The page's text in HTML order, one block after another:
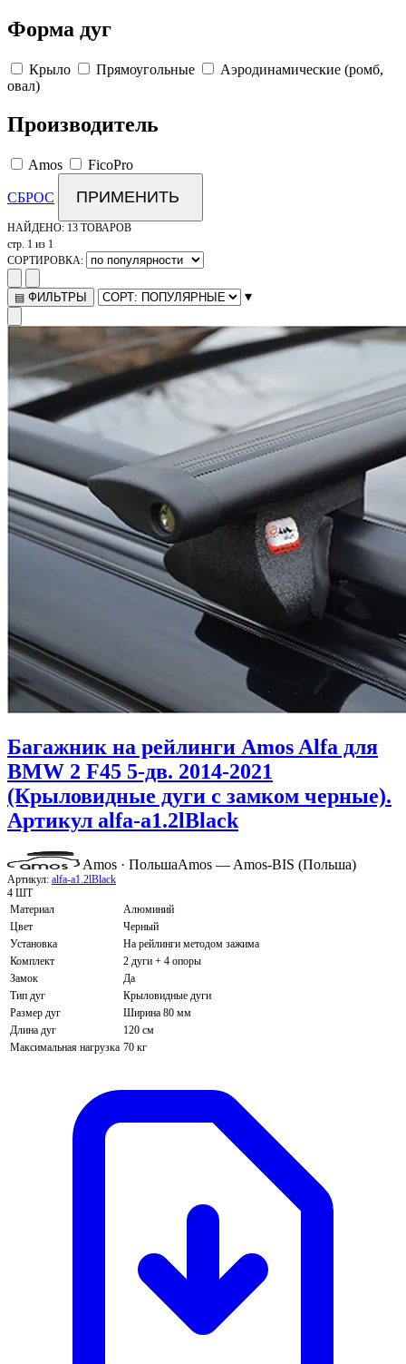
Форма дуг
Крыло Прямоугольные
Аэродинамические (ромб,
овал)
Производитель
Amos FicoPro
СБРОС ПРИМЕНИТЬ
НАЙДЕНО: 13 ТОВАРОВ
стр. 1 из 1
СОРТИРОВКА:
▤ ФИЛЬТРЫ ▾
Багажник на рейлинги Amos Alfa для
BMW 2 F45 5-дв. 2014-2021
(Крыловидные дуги с замком черные).
Артикул alfa-a1.2lBlack
Amos · ПольшаAmos — Amos-BIS (Польша)
Артикул: alfa-a1.2lBlack
4 ШТ
Материал
Алюминий
Цвет
Черный
Установка
На рейлинги методом зажима
Комплект
2 дуги + 4 опоры
Замок
Да
Тип дуг
Крыловидные дуги
Размер дуг
Ширина 80 мм
Длина дуг
120 см
Максимальная нагрузка 70 кг